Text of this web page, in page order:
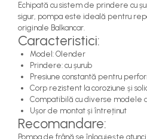
Echipată cu sistem de prindere cu
sigur, pompa este ideală pentru
originale Balkancar.
Caracteristici:
Model: Olender
Prindere: cu șurub
Presiune constantă pentru
Corp rezistent la coroziune și
Compatibilă cu diverse modele
Ușor de montat și întreținut
Recomandare:
Pompa de frână se înlocuiește